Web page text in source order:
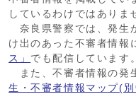
しているわけではありま
奈良県警察では、発生
け出のあった不審者情報
ス」 でも配信しています。
また、不審者情報の発
生・不審者情報マップ(